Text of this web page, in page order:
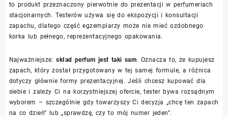
to produkt przeznaczony pierwotnie do prezentacji w perfumeriach
stacjonarnych. Testerów używa się do ekspozycji i konsultacji
zapachu, dlatego część egzemplarzy może nie mieć ozdobnego
korka lub pełnego, reprezentacyjnego opakowania.
Najważniejsze:skład perfum jest taki sam. Oznacza to, że kupujesz
zapach, który został przygotowany w tej samej formule, a różnica
dotyczy głównie formy prezentacyjnej. Jeśli chcesz kupować dla
siebie i zależy Ci na korzystniejszej ofercie, tester bywa rozsądnym
wyborem – szczególnie gdy towarzyszy Ci decyzja „chcę ten zapach
na co dzień” lub „sprawdzę, czy to mój numer jeden”.